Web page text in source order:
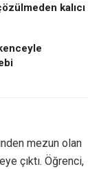
kalıcı
mezun olan
çıktı. Öğrenci,